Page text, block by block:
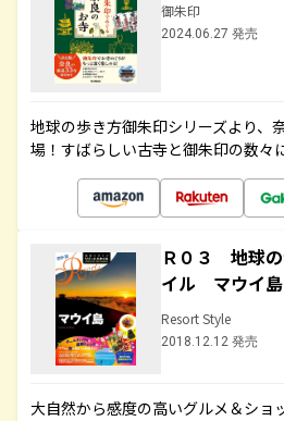
御朱印
2024.06.27 発売
地球の歩き方御朱印シリーズより、
場！すばらしい古寺と御朱印の数々
Ｒ０３ 地球
イル マウイ
Resort Style
2018.12.12 発売
大自然から感度の高いグルメ＆ショ